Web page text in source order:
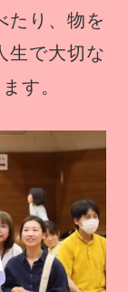
たり、物を
生で大切な
す。